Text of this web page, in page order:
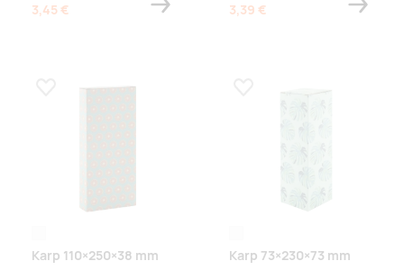
3,45 € 3,39 €
Karp 110×250×38 mm
Lisa lemmikuks
Karp 73×230×73 mm